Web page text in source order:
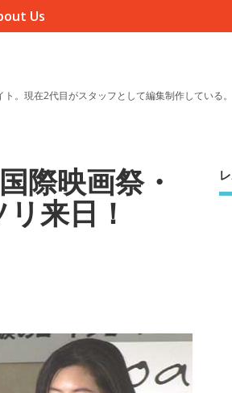
Us
。現在2代目がスタッフとして編集制作している。
際映画祭・
来日！